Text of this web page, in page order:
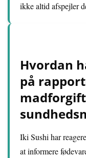
ikke altid afspejler
Hvordan
på
Iki Sushi har
at informere